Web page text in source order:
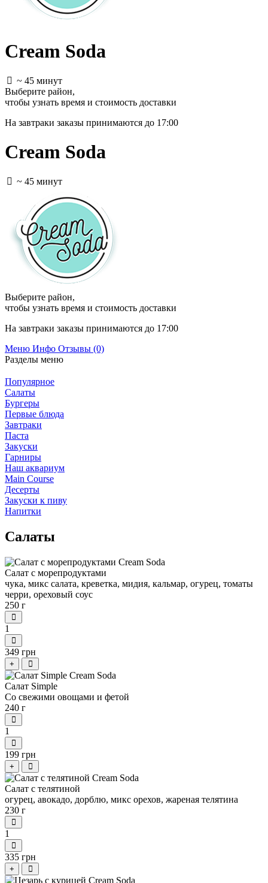
Cream Soda
~ 45 минут
Выберите район,
чтобы узнать время и стоимость доставки
На завтраки заказы принимаются до 17:00
Cream Soda
~ 45 минут
Выберите район,
чтобы узнать время и стоимость доставки
На завтраки заказы принимаются до 17:00
Меню Инфо Отзывы (0)
Разделы меню
Популярное
Салаты
Бургеры
Первые блюда
Завтраки
Паста
Закуски
Гарниры
Наш аквариум
Main Course
Десерты
Закуски к пиву
Напитки
Салаты
Салат с морепродуктами
чука, микс салата, креветка, мидия, кальмар, огурец, томаты
черри, ореховый соус
250 г
1
349 грн
+
Салат Simple
Со свежими овощами и фетой
240 г
1
199 грн
+
Салат с телятиной
огурец, авокадо, дорблю, микс орехов, жареная телятина
230 г
1
335 грн
+